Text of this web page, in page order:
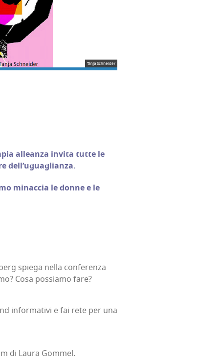
Tanja Schneider
allean­za invi­ta tut­te le
dell’uguaglianza.
minac­cia le don­ne e le
spie­ga nel­la con­fe­ren­za
Cosa pos­sia­mo fare?
infor­ma­ti­vi e fai rete per una
di Lau­ra Gommel.